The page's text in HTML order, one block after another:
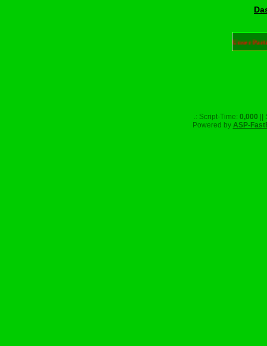
Unser
.: Script-Time: 0,000
Powered by ASP-